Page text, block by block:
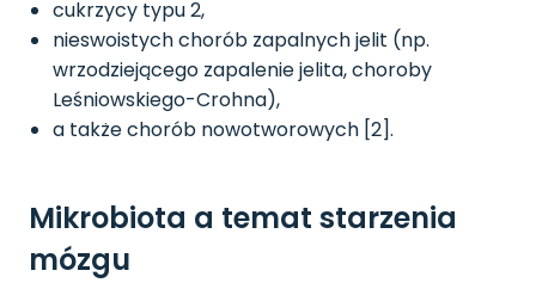
cukrzycy typu 2,
nieswoistych chorób zapalnych jelit (np.
wrzodziejącego zapalenie jelita, choroby
Leśniowskiego-Crohna),
a także chorób nowotworowych [2].
Mikrobiota a temat starzenia
mózgu